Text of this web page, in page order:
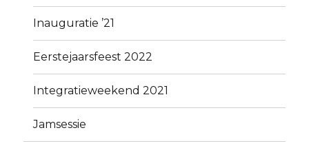
Inauguratie ’21
Eerstejaarsfeest 2022
Integratieweekend 2021
Jamsessie